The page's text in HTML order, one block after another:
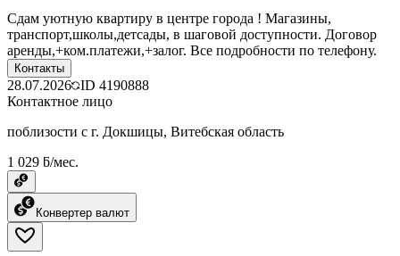
Сдам уютную квартиру в центре города ! Магазины,
транспорт,школы,детсады, в шаговой доступности. Договор
аренды,+ком.платежи,+залог. Все подробности по телефону.
Контакты
28.07.2026 ID 4190888
Контактное лицо
поблизости с г. Докшицы, Витебская область
1 029 ƃ/мес.
Конвертер валют